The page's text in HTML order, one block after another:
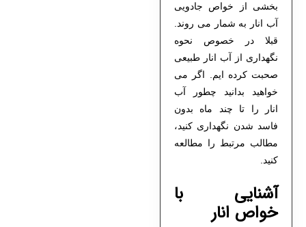
بخشی از خواص جادویی
آب انار به شمار می روند.
قبلا در خصوص نحوه
نگهداری از آب انار طبیعی
صحبت کرده ایم. اگر می
خواهید بدانید چطور آب
انار را تا چند ماه بدون
فاسد شدن نگهداری کنید،
مطالب مرتبط را مطالعه
کنید.
آشنایی با
خواص انار